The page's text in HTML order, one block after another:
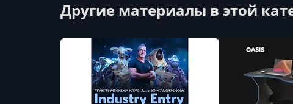
Другие материалы в этой